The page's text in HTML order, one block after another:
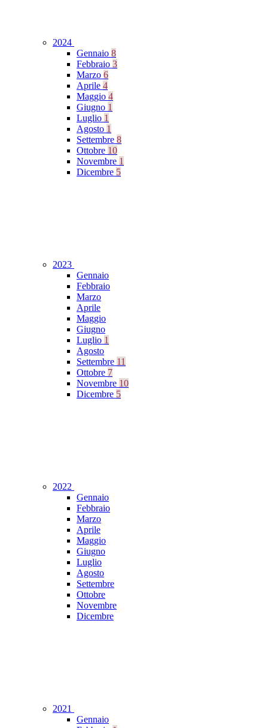
2024
Gennaio 8
Febbraio 3
Marzo 6
Aprile 4
Maggio 4
Giugno 1
Luglio 1
Agosto 1
Settembre 8
Ottobre 10
Novembre 1
Dicembre 5
2023
Gennaio
Febbraio
Marzo
Aprile
Maggio
Giugno
Luglio 1
Agosto
Settembre 11
Ottobre 7
Novembre 10
Dicembre 5
2022
Gennaio
Febbraio
Marzo
Aprile
Maggio
Giugno
Luglio
Agosto
Settembre
Ottobre
Novembre
Dicembre
2021
Gennaio